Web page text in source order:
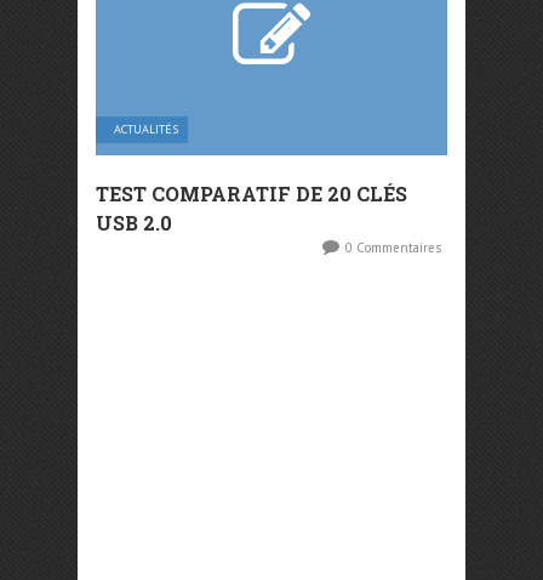
ACTUALITÉS
TEST COMPARATIF DE 20 CLÉS
USB 2.0
0 Commentaires